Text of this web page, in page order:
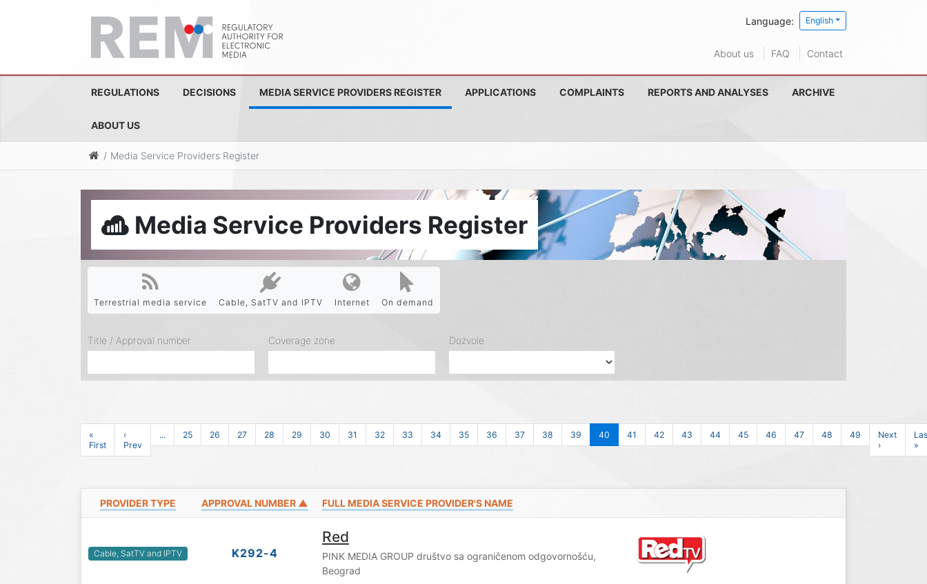
Language: English
About us FAQ Contact
REGULATIONS DECISIONS MEDIA SERVICE PROVIDERS REGISTER APPLICATIONS COMPLAINTS REPORTS AND ANALYSES ARCHIVE
ABOUT US
Media Service Providers Register
Media Service Providers Register
Terrestrial media service Cable, SatTV and IPTV Internet On demand
Title / Approval number Coverage zone Dozvole
«
First
‹
Prev
... 25 26 27 28 29 30 31 32 33 34 35 36 37 38 39 40 41 42 43 44 45 46 47 48 49
Next
›
»
PROVIDER TYPE APPROVAL NUMBER ▲ FULL MEDIA SERVICE PROVIDER'S NAME
Cable, SatTV and IPTV K292-4
Red
PINK MEDIA GROUP društvo sa ograničenom odgovornošću,
Beograd